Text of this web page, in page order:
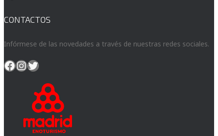
CONTACTOS
Infórmese de las novedades a través de nuestras redes sociales.
Facebook
Instagram
Twitter